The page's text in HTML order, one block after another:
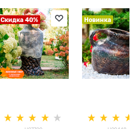
Скидка 40% Новинка